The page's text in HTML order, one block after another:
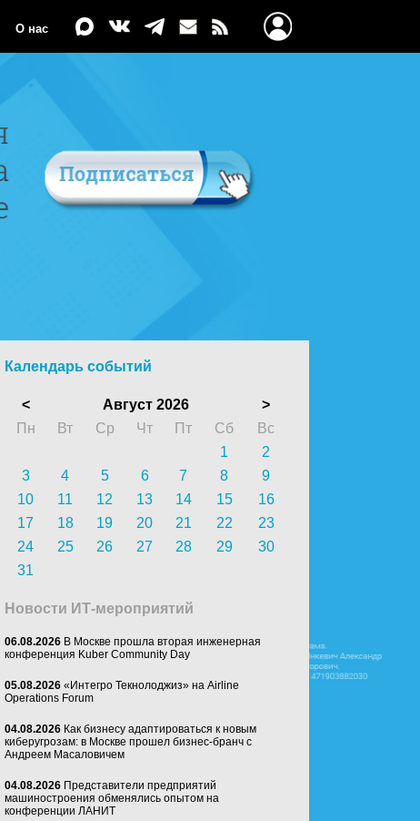
О нас
Календарь событий
< Август 2026
>
Пн
Вт Ср Чт Пт Сб
Вс
1
2
3
4 5 6 7 8
9
10
11 12 13 14 15
16
17
18 19 20 21 22
23
24
25 26 27 28 29
30
31
Новости ИТ-мероприятий
06.08.2026 В Москве прошла вторая инженерная
конференция Kuber Community Day
05.08.2026 «Интегро Текнолоджиз» на Airline
Operations Forum
04.08.2026 Как бизнесу адаптироваться к новым
киберугрозам: в Москве прошел бизнес-бранч с
Андреем Масаловичем
04.08.2026 Представители предприятий
машиностроения обменялись опытом на
конференции ЛАНИТ